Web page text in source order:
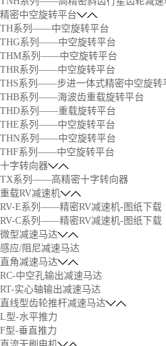
精密中空旋转平台
TH系列——中空旋转平台
THG系列——中空旋转平台
THM系列——中空旋转平台
THR系列——中空旋转平台
THS系列——步进一体式精密中空旋转
THB系列——海波齿重载旋转平台
THD系列——重载旋转平台
THE系列——中空旋转平台
THN系列——中空旋转平台
THF系列——中空旋转平台
十字转向器
TX系列——高精密十字转向器
重载RV减速机
RV-E系列——精密RV减速机-图纸下载
RV-C系列——精密RV减速机-图纸下载
微型减速马达
感应/阻尼减速马达
直角减速马达
RC-中空孔输出减速马达
RT-实心轴输出减速马达
直线型齿轮推杆减速马达
L型-水平推力
F型-垂直推力